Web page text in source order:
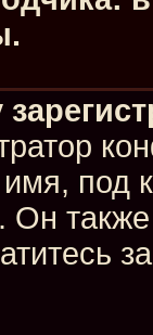
под
Он